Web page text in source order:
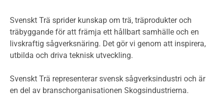
Miljödeklarationer och märkning
Termer och förkortningar
Planering
Klimatkalkylator hallar
Projektering av trähus - generellt
Svenskt Trä sprider kunskap om trä, träprodukter och
träbyggande för att främja ett hållbart samhälle och en
livskraftig sågverksnäring. Det gör vi genom att inspirera,
utbilda och driva teknisk utveckling.
Svenskt Trä representerar svensk sågverksindustri och är
en del av branschorganisationen Skogsindustrierna.